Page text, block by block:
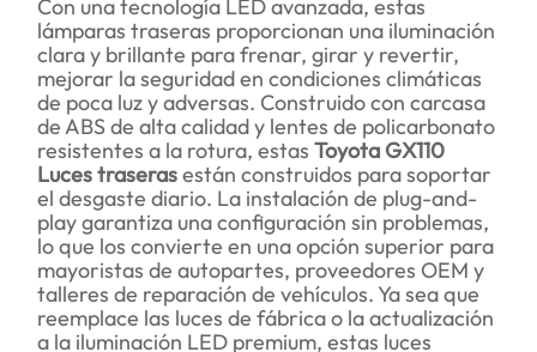
Con una tecnología LED avanzada, estas
lámparas traseras proporcionan una iluminación
clara y brillante para frenar, girar y revertir,
mejorar la seguridad en condiciones climáticas
de poca luz y adversas. Construido con carcasa
de ABS de alta calidad y lentes de policarbonato
resistentes a la rotura, estas Toyota GX110
Luces traserasestán construidos para soportar
el desgaste diario. La instalación de plug-and-
play garantiza una configuración sin problemas,
lo que los convierte en una opción superior para
mayoristas de autopartes, proveedores OEM y
talleres de reparación de vehículos. Ya sea que
reemplace las luces de fábrica o la actualización
a la iluminación LED premium, estas luces